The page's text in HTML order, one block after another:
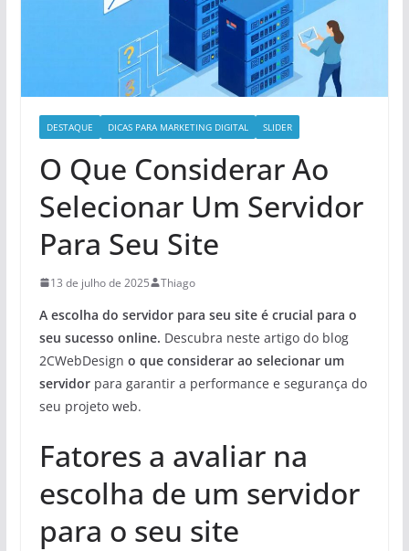
DESTAQUE DICAS PARA MARKETING DIGITAL SLIDER
O Que Considerar Ao
Selecionar Um Servidor
Para Seu Site
13 de julho de 2025 Thiago
A escolha do servidor para seu site é crucial para o
seu sucesso online. Descubra neste artigo do blog
2CWebDesign o que considerar ao selecionar um
servidorpara garantir a performance e segurança do
seu projeto web.
Fatores a avaliar na
escolha de um servidor
para o seu site